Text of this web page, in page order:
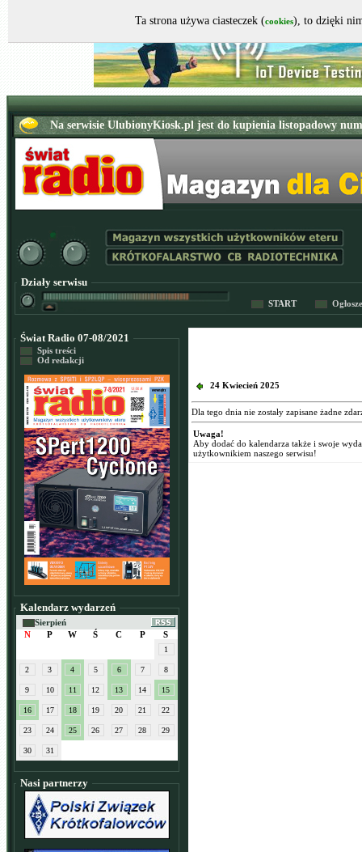
Działy serwisu
START
Świat Radio 07-08/2021
Spis treści
Od redakcji
Kalendarz wydarzeń
Sierpień
N
P W Ś C P S
1
2 3 4 5 6 7 8
9 10 11 12 13 14 15
16 17 18 19 20 21 22
23 24 25 26 27 28 29
30 31
Nasi partnerzy
24 Kwiecień 2025
Dla tego dnia nie zostały zapisane żadne
Uwaga!
Aby dodać do kalendarza także i swoje
użytkownikiem naszego serwisu!
Ta strona używa ciasteczek (cookies), to dzięki